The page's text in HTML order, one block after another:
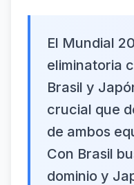
El Mundial
eliminatoria
Brasil y
crucial que
de ambos
Con Brasil
dominio y